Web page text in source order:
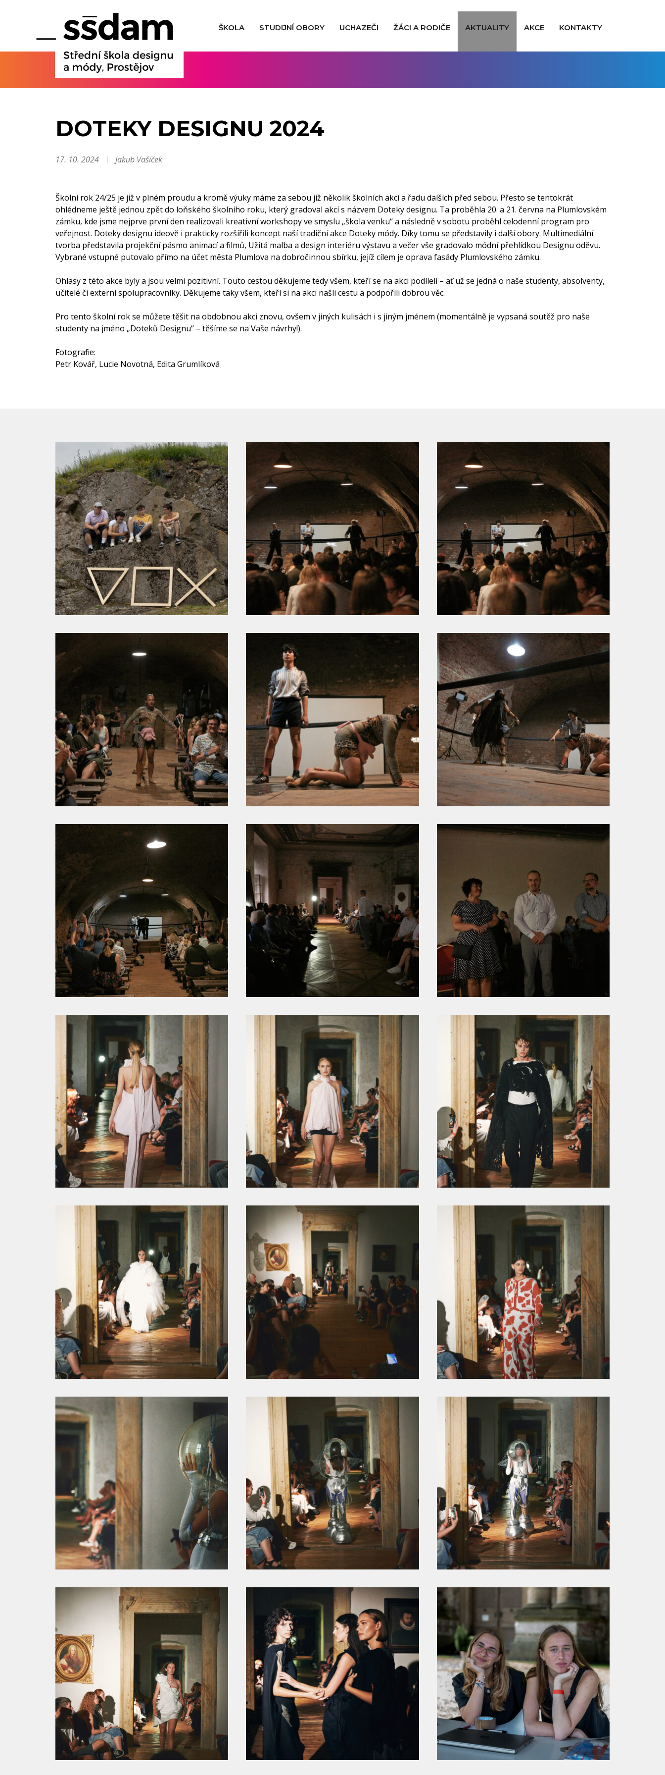
ŠKOLA STUDIJNÍ OBORY UCHAZEČI ŽÁCI A RODIČE AKTUALITY AKCE KONTAKTY
DOTEKY DESIGNU 2024
17. 10. 2024 Jakub Vašíček
Školní rok 24/25 je již v plném proudu a kromě výuky máme za sebou již několik školních akcí a řadu dalších před sebou. Přesto se tentokrát
ohlédneme ještě jednou zpět do loňského školního roku, který gradoval akcí s názvem Doteky designu. Ta proběhla 20. a 21. června na Plumlovském
zámku, kde jsme nejprve první den realizovali kreativní workshopy ve smyslu „škola venku“ a následně v sobotu proběhl celodenní program pro
veřejnost. Doteky designu ideově i prakticky rozšířili koncept naší tradiční akce Doteky módy. Díky tomu se představily i další obory. Multimediální
tvorba představila projekční pásmo animací a filmů, Užitá malba a design interiéru výstavu a večer vše gradovalo módní přehlídkou Designu oděvu.
Vybrané vstupné putovalo přímo na účet města Plumlova na dobročinnou sbírku, jejíž cílem je oprava fasády Plumlovského zámku.
Ohlasy z této akce byly a jsou velmi pozitivní. Touto cestou děkujeme tedy všem, kteří se na akci podíleli – ať už se jedná o naše studenty, absolventy,
učitelé či externí spolupracovníky. Děkujeme taky všem, kteří si na akci našli cestu a podpořili dobrou věc.
Pro tento školní rok se můžete těšit na obdobnou akci znovu, ovšem v jiných kulisách i s jiným jménem (momentálně je vypsaná soutěž pro naše
studenty na jméno „Doteků Designu“ – těšíme se na Vaše návrhy!).
Fotografie:
Petr Kovář, Lucie Novotná, Edita Grumlíková